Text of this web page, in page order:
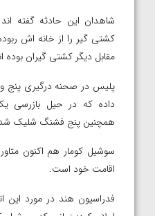
شاهدان این حادثه گفته
کشتی گیر را از خانه اش
مقابل دیگر کشتی گیران بوده
پلیس در صحنه درگیری پنج
داده که در حیل بازرسی
همچنین پنج فشنگ شلیک
سوشیل کومار هم اکنون
اقامت خود است.
فدراسیون هند در مورد